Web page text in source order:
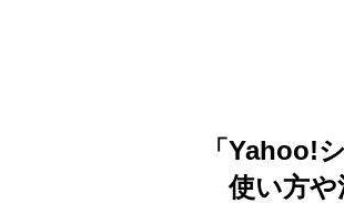
「Yahoo!
使い方や